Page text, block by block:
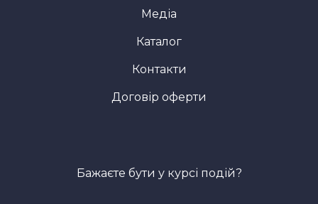
Медіа
Каталог
Контакти
Договір оферти
Бажаєте бути у курсі подій?